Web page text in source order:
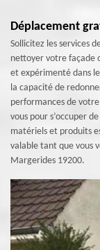
Déplacement
Sollicitez les services
nettoyer votre façade
et expérimenté dans
la capacité de
performances de
vous pour s’occuper
matériels et produits
valable tant que vous
Margerides 19200.